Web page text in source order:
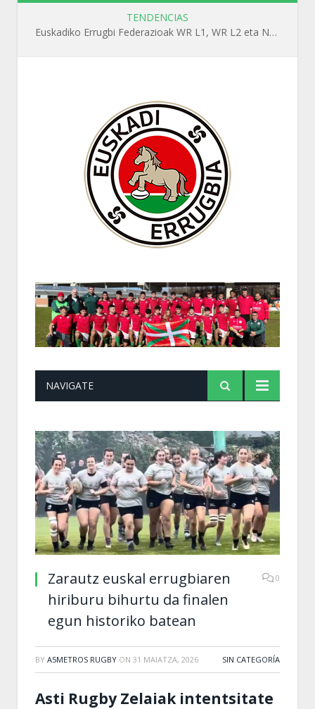
TENDENCIAS
Euskadiko Errugbi Federazioak WR L1, WR L2 eta N1 ikastaroak antolatuko ditu irailean Getxon
NAVIGATE
Zarautz euskal errugbiaren
hiriburu bihurtu da finalen
egun historiko batean
0
BY A5METROS RUGBY ON 31 MAIATZA, 2026 SIN CATEGORÍA
Asti Rugby Zelaiak intentsitate